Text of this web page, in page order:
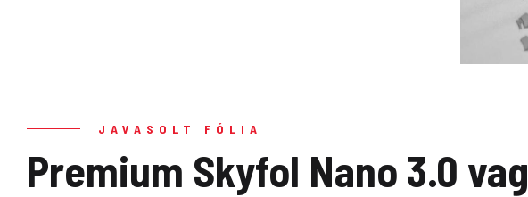
JAVASOLT FÓLIA
Premium Skyfol Nano 3.0